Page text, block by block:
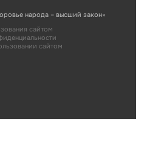
народа – высший закон»
сайтом
сайтом